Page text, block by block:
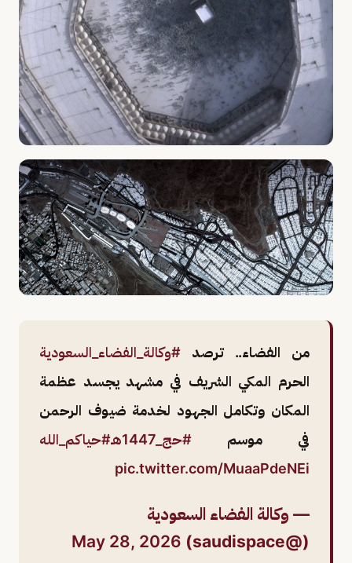
من الفضاء.. ترصد #وكالة_الفضاء_السعودية
الحرم المكي الشريف في مشهد يجسد عظمة
المكان وتكامل الجهود لخدمة ضيوف الرحمن
في موسم #حج_1447هـ
#حياكم_الله
pic.twitter.com/MuaaPdeNEi
— وكالة الفضاء السعودية
(@saudispace)
May 28, 2026